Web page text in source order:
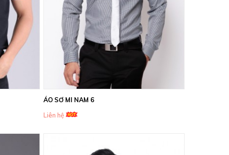
ÁO SƠ MI NAM 6
Liên hệ